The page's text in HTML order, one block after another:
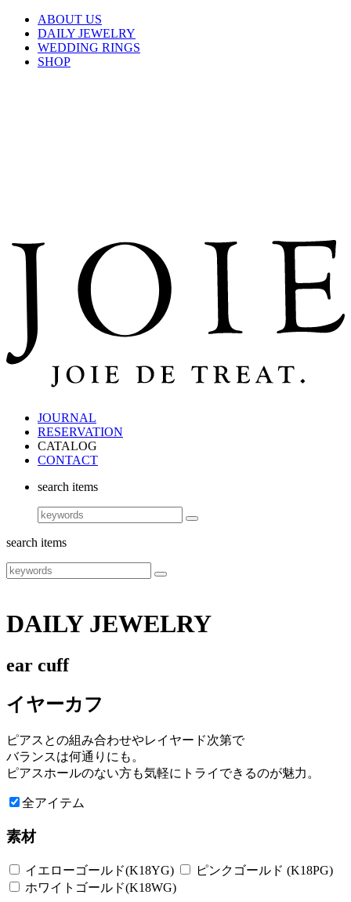
ABOUT US
DAILY JEWELRY
WEDDING RINGS
SHOP
JOURNAL
RESERVATION
CATALOG
CONTACT
search items
search items
DAILY JEWELRY
ear cuff
イヤーカフ
ピアスとの組み合わせやレイヤード次第で
バランスは何通りにも。
ピアスホールのない方も気軽にトライできるのが魅力。
全アイテム
素材
イエローゴールド(K18YG)
ピンクゴールド (K18PG)
ホワイトゴールド(K18WG)